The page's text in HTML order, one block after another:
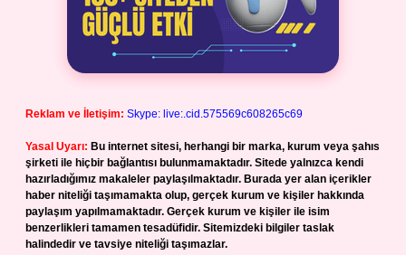
Reklam ve İletişim: Skype: live:.cid.575569c608265c69
Yasal Uyarı: Bu internet sitesi, herhangi bir marka, kurum veya şahıs
şirketi ile hiçbir bağlantısı bulunmamaktadır. Sitede yalnızca kendi
hazırladığımız makaleler paylaşılmaktadır. Burada yer alan içerikler
haber niteliği taşımamakta olup, gerçek kurum ve kişiler hakkında
paylaşım yapılmamaktadır. Gerçek kurum ve kişiler ile isim
benzerlikleri tamamen tesadüfidir. Sitemizdeki bilgiler taslak
halindedir ve tavsiye niteliği taşımazlar.